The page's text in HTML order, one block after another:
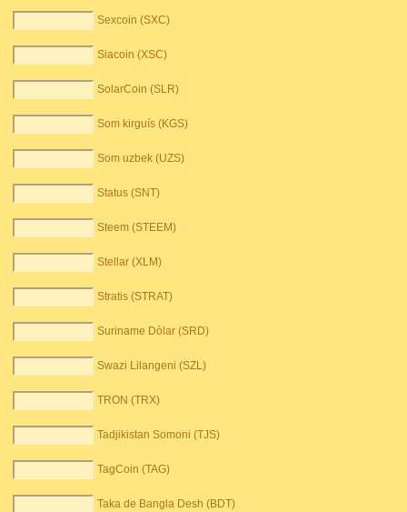
Sexcoin (SXC)
Siacoin (XSC)
SolarCoin (SLR)
Som kirguís (KGS)
Som uzbek (UZS)
Status (SNT)
Steem (STEEM)
Stellar (XLM)
Stratis (STRAT)
Suriname Dòlar (SRD)
Swazi Lilangeni (SZL)
TRON (TRX)
Tadjikistan Somoni (TJS)
TagCoin (TAG)
Taka de Bangla Desh (BDT)